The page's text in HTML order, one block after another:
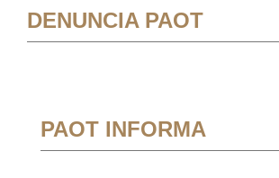
DENUNCIA PAOT
PAOT INFORMA